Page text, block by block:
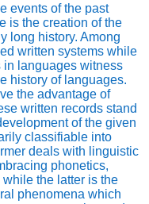
events of the past
is the creation of the
long history. Among
written systems while
in languages witness
history of languages.
the advantage of
written records stand
of the given
classifiable into
deals with linguistic
phonetics,
the latter is the
phenomena which